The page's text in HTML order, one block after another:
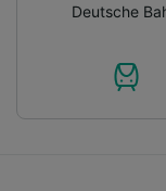
Deutsche